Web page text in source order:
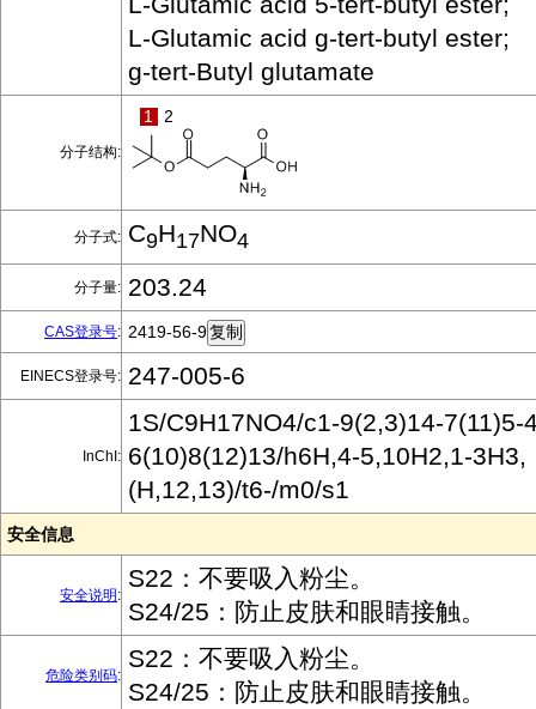
L-Glutamic acid g-tert-butyl ester;
g-tert-Butyl glutamate
分子结构:
1 2
分子式: C9H17NO4
分子量: 203.24
CAS登录号: 2419-56-9
EINECS登录号: 247-005-6
InChI:
1S/C9H17NO4/c1-9(2,3)14-7(11)5-
6(10)8(12)13/h6H,4-5,10H2,1-3H3,
(H,12,13)/t6-/m0/s1
安全信息
安全说明 :
S22：不要吸入粉尘。
S24/25：防止皮肤和眼睛接触。
危险类别码:
S22：不要吸入粉尘。
S24/25：防止皮肤和眼睛接触。